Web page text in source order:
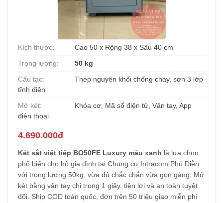
Kích thước:
Cao 50 x Rộng 38 x Sâu 40 cm
Trọng lượng:
50 kg
Cấu tạo:
Thép nguyên khối chống cháy, sơn 3 lớp
tĩnh điện
Mở két:
Khóa cơ, Mã số điện tử, Vân tay, App
điện thoại
4.690.000đ
Két sắt việt tiệp BO50FE Luxury màu xanh là lựa chọn
phổ biến cho hộ gia đình tại Chung cư Intracom Phú Diễn
với trọng lượng 50kg, vừa đủ chắc chắn vừa gọn gàng. Mở
két bằng vân tay chỉ trong 1 giây, tiện lợi và an toàn tuyệt
đối. Ship COD toàn quốc, đơn trên 50 triệu giao miễn phí